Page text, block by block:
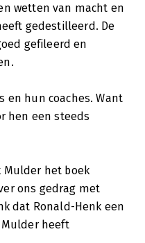
wetten van macht en
gedestilleerd. De
gefileerd en
en hun coaches. Want
hen een steeds
Mulder het boek
ons gedrag met
dat Ronald-Henk een
heeft